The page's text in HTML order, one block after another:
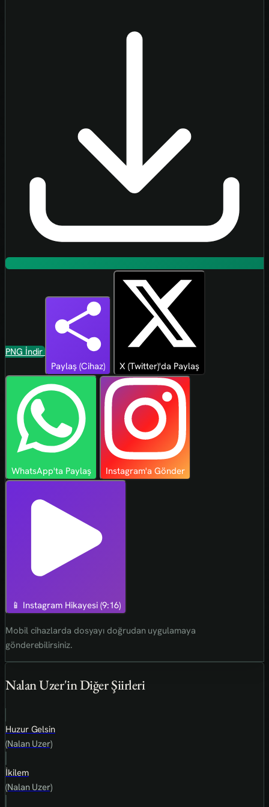
PNG İndir
Paylaş (Cihaz)
X (Twitter)'da Paylaş
WhatsApp'ta Paylaş Instagram'a Gönder
📱 Instagram Hikayesi (9:16)
Mobil cihazlarda dosyayı doğrudan uygulamaya
gönderebilirsiniz.
Nalan Uzer'in Diğer Şiirleri
Huzur Gelsin
(Nalan Uzer)
İkilem
(Nalan Uzer)